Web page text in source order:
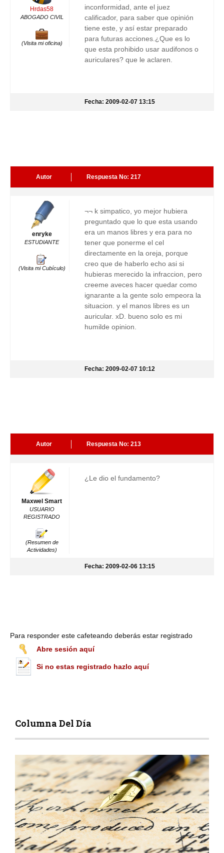
Hrdas58
ABOGADO CIVIL
(Visita mi oficina)
inconformidad, ante el juez
calificador, para saber que opinión
tiene este, y así estar preparado
para futuras acciones.¿Que es lo
que esta prohibido usar audifonos o
auriculares? que le aclaren.
Fecha: 2009-02-07 13:15
Autor Respuesta No: 217
enryke
ESTUDIANTE
(Visita mi Cubículo)
¬¬ k simpatico, yo mejor hubiera
preguntado que lo que esta usando
era un manos libres y era para no
tener que ponerme el cel
directamente en la oreja, porque
creo que de haberlo echo asi si
hubieras merecido la infraccion, pero
creeme aveces hacer quedar como
ignarante a la gente solo empeora la
situacion. y el manos libres es un
auricular. xD. bueno solo es mi
humilde opinion.
Fecha: 2009-02-07 10:12
Autor Respuesta No: 213
Maxwel Smart
USUARIO
REGISTRADO
(Resumen de
Actividades)
¿Le dio el fundamento?
Fecha: 2009-02-06 13:15
Para responder este cafeteando deberás estar registrado
Abre sesión aquí
Si no estas registrado hazlo aquí
Columna Del Día